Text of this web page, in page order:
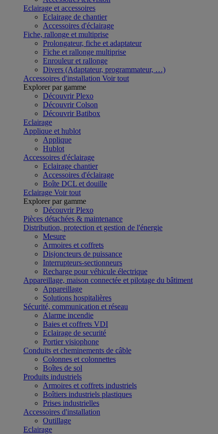
Eclairage et accessoires
Eclairage de chantier
Accessoires d'éclairage
Fiche, rallonge et multiprise
Prolongateur, fiche et adaptateur
Fiche et rallonge multiprise
Enrouleur et rallonge
Divers (Adaptateur, programmateur, …)
Accessoires d'installation Voir tout
Explorer par gamme
Découvrir Plexo
Découvrir Colson
Découvrir Batibox
Eclairage
Applique et hublot
Applique
Hublot
Accessoires d'éclairage
Eclairage chantier
Accessoires d'éclairage
Boîte DCL et douille
Eclairage Voir tout
Explorer par gamme
Découvrir Plexo
Pièces détachées & maintenance
Distribution, protection et gestion de l'énergie
Mesure
Armoires et coffrets
Disjoncteurs de puissance
Interrupteurs-sectionneurs
Recharge pour véhicule électrique
Appareillage, maison connectée et pilotage du bâtiment
Appareillage
Solutions hospitalières
Sécurité, communication et réseau
Alarme incendie
Baies et coffrets VDI
Eclairage de securité
Portier visiophone
Conduits et cheminements de câble
Colonnes et colonnettes
Boîtes de sol
Produits industriels
Armoires et coffrets industriels
Boîtiers industriels plastiques
Prises industrielles
Accessoires d'installation
Outillage
Eclairage